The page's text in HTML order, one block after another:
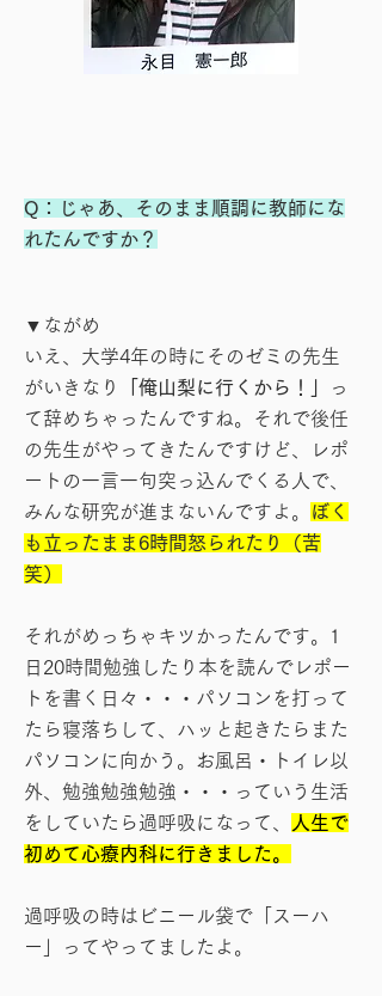
Q：じゃあ、そのまま順調に教師にな
れたんですか？
▼ながめ
いえ、大学4年の時にそのゼミの先生
がいきなり
「俺山梨に行くから！」
っ
て辞めちゃったんですね。それで後任
の先生がやってきたんですけど、レポ
ートの一言一句突っ込んでくる人で、
みんな研究が進まないんですよ。
ぼく
も立ったまま6時間怒られたり（苦
笑）
それがめっちゃキツかったんです。1
日20時間勉強したり本を読んでレポー
トを書く日々・・・パソコンを打って
たら寝落ちして、ハッと起きたらまた
パソコンに向かう。お風呂・トイレ以
外、勉強勉強勉強・・・っていう生活
をしていたら過呼吸になって、
人生で
初めて心療内科に行きました。
過呼吸の時はビニール袋で「スーハ
ー」ってやってましたよ。